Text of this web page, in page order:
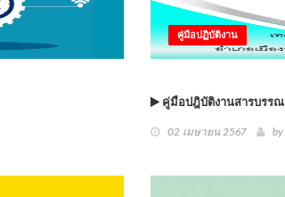
คู่มือปฏิบัติงาน
คู่มือปฎิบัติงานสารบรรณ
02 เมษายน 2567 by